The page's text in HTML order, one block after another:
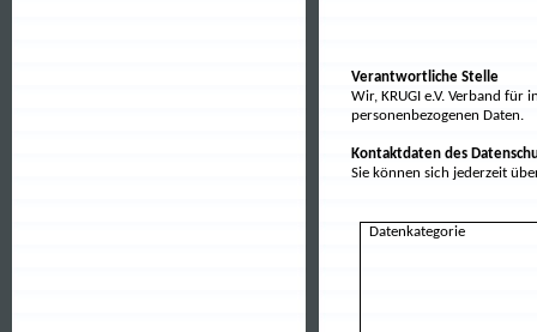
Verantwortliche Stelle
Wir, KRUGI e.V. Verband
personenbezogenen Daten.
Kontaktdaten des
Sie können sich jederzeit
Datenkategorie